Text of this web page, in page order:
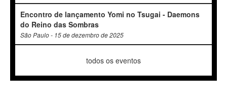
Encontro de lançamento Yomi no Tsugai - Daemons
do Reino das Sombras
São Paulo - 15 de dezembro de 2025
todos os eventos